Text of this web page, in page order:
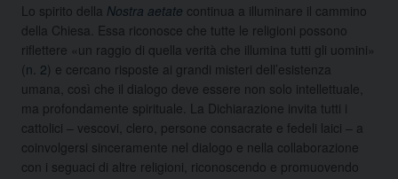
Lo spirito della Nostra aetate continua a illuminare il cammino
della Chiesa. Essa riconosce che tutte le religioni possono
riflettere «un raggio di quella verità che illumina tutti gli uomini»
(n. 2) e cercano risposte ai grandi misteri dell’esistenza
umana, così che il dialogo deve essere non solo intellettuale,
ma profondamente spirituale. La Dichiarazione invita tutti i
cattolici – vescovi, clero, persone consacrate e fedeli laici – a
coinvolgersi sinceramente nel dialogo e nella collaborazione
con i seguaci di altre religioni, riconoscendo e promuovendo